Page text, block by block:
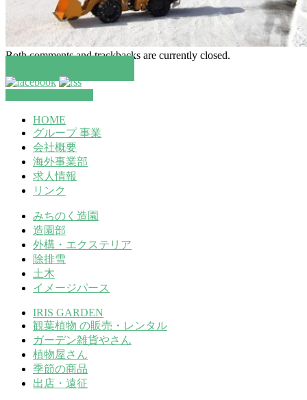
Both comments and trackbacks are currently closed.
HOME
グループ 事業
会社概要
海外事業部
求人情報
リンク
みちのく造園
造園部
外構・エクステリア
除排雪
土木
イメージパース
IRIS GARDEN
観葉植物 の販売・レンタル
ガーデン雑貨やさん
植物屋さん
季節の商品
出店・遠征